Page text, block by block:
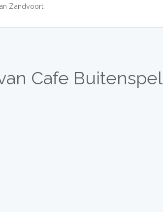
Zandvoort.
Cafe Buitenspel